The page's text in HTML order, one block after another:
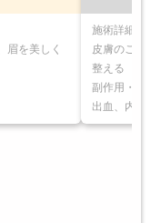
眉を美しく
施術詳細
皮膚のごく
整える
副作用・リ
出血、内出